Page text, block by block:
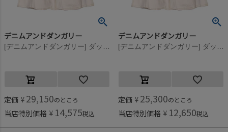
デニムアンドダンガリー
[デニムアンドダンガリー] ダックJSK 11OW生成
定価 ¥ 29,150のところ
当店特別価格 ¥ 14,575税込
デニムアンドダンガリー
[デニムアンドダンガリー] ダックJSK 11OW生成
定価 ¥ 25,300のところ
当店特別価格 ¥ 12,650税込